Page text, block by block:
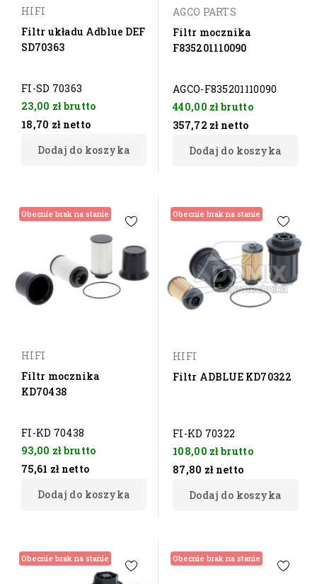
HIFI
Filtr układu Adblue DEF
SD70363
FI-SD 70363
23,00 złbrutto
18,70 zł netto
Dodaj do koszyka
AGCO PARTS
Filtr mocznika
F835201110090
AGCO-F835201110090
440,00 złbrutto
357,72 zł netto
Dodaj do koszyka
Obecnie brak na stanie
HIFI
Filtr mocznika
KD70438
FI-KD 70438
93,00 złbrutto
75,61 zł netto
Dodaj do koszyka
Obecnie brak na stanie
HIFI
Filtr ADBLUE KD70322
FI-KD 70322
108,00 złbrutto
87,80 zł netto
Dodaj do koszyka
Obecnie brak na stanie Obecnie brak na stanie